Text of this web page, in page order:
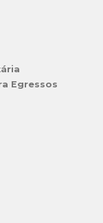
Egressos